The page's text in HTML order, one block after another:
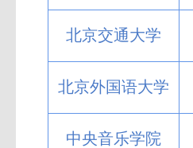
北京交通大学
北京外国语大学
中央音乐学院